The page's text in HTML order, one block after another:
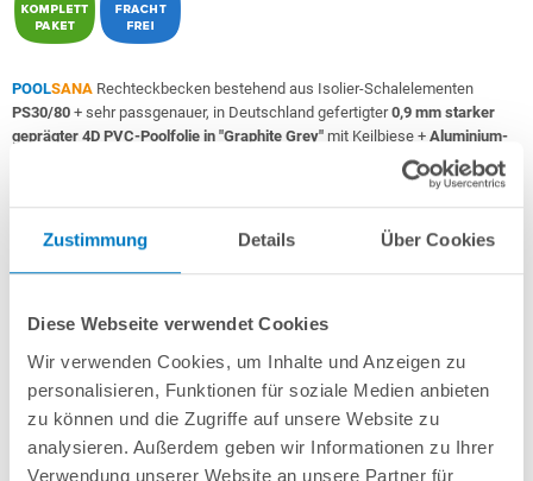
Zustimmung Details Über Cookies
Diese Webseite verwendet Cookies
Wir verwenden Cookies, um Inhalte und Anzeigen zu
personalisieren, Funktionen für soziale Medien anbieten
zu können und die Zugriffe auf unsere Website zu
analysieren. Außerdem geben wir Informationen zu Ihrer
Verwendung unserer Website an unsere Partner für
POOLSANA Rechteckbecken bestehend aus Isolier-Schalelementen
PS30/80 + sehr passgenauer, in Deutschland gefertigter0,9 mm starker
geprägter 4D PVC-Poolfolie in "Graphite Grey" mit Keilbiese + Aluminium-
AlsPERFECT-Set "High Level"inkl.:
UV-C Entkeimungsgerät 75 W
Wasserpflegebedarf deutlich!
Breitmaul-Einbauskimmer Slim für einen extra hohen Wasserstand
SandfilteranlagePOOL SANA PREMIUM 500 / SPECKPP 11 (Pumpe
Made in Germany ) inkl. Filtersand
Erdbeständiges Verrohrungsset PROFI Ø 50 mm+ Entleerungspaket
5-stufige, 60 cm breite Einstiegstreppe in weiß für die Befestigung am
Poolrand